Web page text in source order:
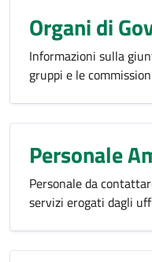
Organi di
Informazioni sulla
gruppi e le
Personale
Personale da
servizi erogati dagli